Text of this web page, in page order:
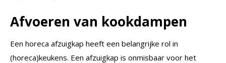
Afvoeren van kookdampen
Een horeca afzuigkap heeft een belangrijke rol in
(horeca)keukens. Een afzuigkap is onmisbaar voor het